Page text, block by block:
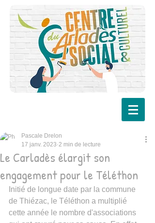
Le Carladès élargit son
engagement pour le Téléthon
Pascale Drelon
17 janv. 2023 2 min de lecture
Initié de longue date par la commune
de Thiézac, le Téléthon a multiplié
cette année le nombre d'associations